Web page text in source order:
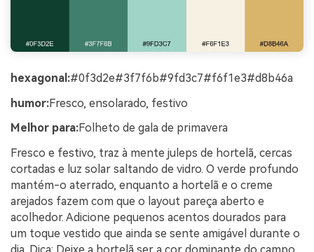
hexagonal:#0f3d2e#3f7f6b#9fd3c7#f6f1e3#d8b46a
humor:Fresco, ensolarado, festivo
Melhor para:Folheto de gala de primavera
Fresco e festivo, traz à mente juleps de hortelã, cercas
cortadas e luz solar saltando de vidro. O verde profundo
mantém-o aterrado, enquanto a hortelã e o creme
arejados fazem com que o layout pareça aberto e
acolhedor. Adicione pequenos acentos dourados para
um toque vestido que ainda se sente amigável durante o